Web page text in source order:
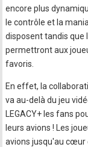
encore plus
le contrôle et la
disposent tandis que
permettront aux
favoris.
En effet, la
va au-delà du jeu
LEGACY+ les fans
leurs avions ! Les
avions jusqu'au cœur